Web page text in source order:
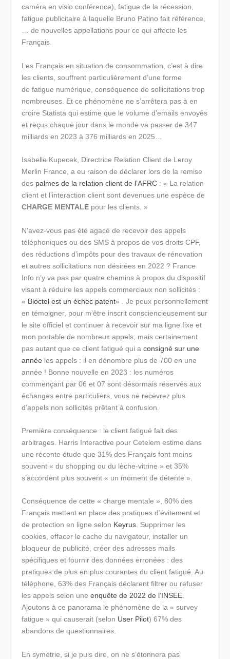
caméra en visio conférence), fatigue de la récession,
fatigue publicitaire à laquelle Bruno Patino fait référence,
… de nouvelles appellations pour ce qui affecte les
Français.
Les Français en situation de consommation, c’est à dire
les clients, souffrent particulièrement d’une forme
defatigue numérique , conséquence de sollicitations trop
nombreuses. Et ce phénomène ne s’arrêtera pas à en
croire Statista qui estime que le volume d’emails envoyés
et reçus chaque jour dans le monde va passer de 347
milliards en 2023 à 376 milliards en 2025…
Isabelle Kupecek, Directrice Relation Client de Leroy
Merlin France, a eu raison de déclarer lors de la remise
des palmes de la relation client de l’AFRC : « La relation
client et l’interaction client sont devenues une espèce de
CHARGE MENTALE pour les clients. »
N’avez-vous pas été agacé de recevoir des appels
téléphoniques ou des SMS à propos de vos droits CPF,
des réductions d’impôts pour des travaux de rénovation
et autres sollicitations non désirées en 2022 ? France
Info n’y va pas par quatre chemins à propos du dispositif
visant à réduire les appels commerciaux non sollicités :
« Bloctel est un échec patent« . Je peux personnellement
en témoigner, pour m’être inscrit consciencieusement sur
le site officiel et continuer à recevoir sur ma ligne fixe et
mon portable de nombreux appels, mais certainement
pas autant que ce client fatigué qui aconsigné sur une
année les appels : il en dénombre plus de 700 en une
année ! Bonne nouvelle en 2023 : les numéros
commençant par 06 et 07 sont désormais réservés aux
échanges entre particuliers, vous ne recevrez plus
d’appels non sollicités prêtant à confusion.
Première conséquence : le client fatigué fait des
arbitrages. Harris Interactive pour Cetelem estime dans
une récente étude que 31% des Français font moins
souvent « du shopping ou du lèche-vitrine » et 35%
s’accordent plus souvent « un moment de détente ».
Conséquence de cette « charge mentale », 80% des
Français mettent en place des pratiques d’évitement et
de protection en ligne selon Keyrus. Supprimer les
cookies, effacer le cache du navigateur, installer un
bloqueur de publicité, créer des adresses mails
spécifiques et fournir des données erronées : des
pratiques de plus en plus courantes du client fatigué. Au
téléphone, 63% des Français déclarent filtrer ou refuser
les appels selon uneenquête de 2022 de l’INSEE.
Ajoutons à ce panorama le phénomène de la « survey
fatigue » qui causerait (selon User Pilot) 67% des
abandons de questionnaires.
En symétrie, si je puis dire, on ne s’étonnera pas